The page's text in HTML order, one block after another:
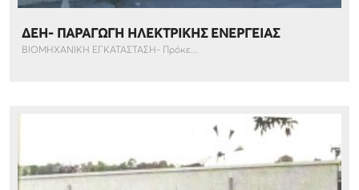
ΔΕΗ- ΠΑΡΑΓΩΓΗ ΗΛΕΚΤΡΙΚΗΣ ΕΝΕΡΓΕΙΑΣ
ΒΙΟΜΗΧΑΝΙΚΗ ΕΓΚΑΤΑΣΤΑΣΗ- Πρόκε...